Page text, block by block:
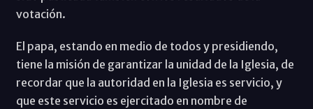
votación.
El papa, estando en medio de todos y presidiendo,
tiene la misión de garantizar la unidad de la Iglesia, de
recordar que la autoridad en la Iglesia es servicio, y
que este servicio es ejercitado en nombre de